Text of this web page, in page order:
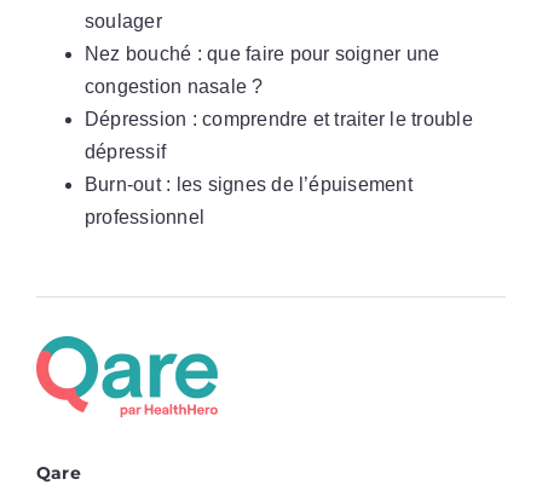
soulager
Nez bouché : que faire pour soigner une
congestion nasale ?
Dépression : comprendre et traiter le trouble
dépressif
Burn-out : les signes de l’épuisement
professionnel
Qare